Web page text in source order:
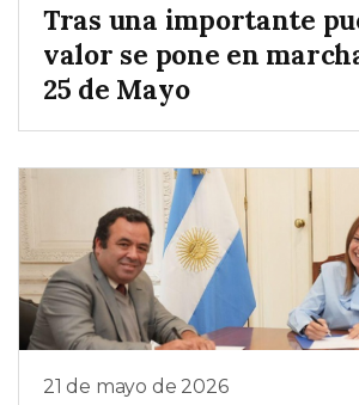
Tras una importante
valor se pone en
25 de Mayo
21 de mayo de 2026